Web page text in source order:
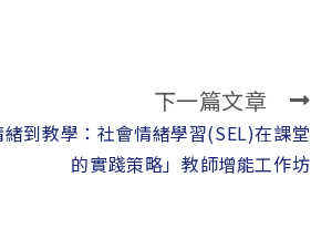
下一篇文章
緒到教學：社會情緒學習(SEL)在課堂
的實踐策略」教師增能工作坊